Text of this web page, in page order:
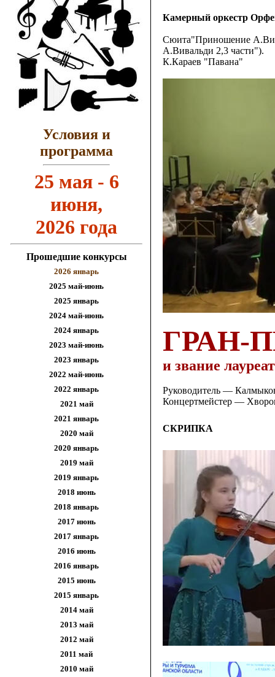
Условия и
программа
25 мая - 6
июня,
2026 года
Прошедшие конкурсы
2026 январь
2025 май-июнь
2025 январь
2024 май-июнь
2024 январь
2023 май-июнь
2023 январь
2022 май-июнь
2022 январь
2021 май
2021 январь
2020 май
2020 январь
2019 май
2019 январь
2018 июнь
2018 январь
2017 июнь
2017 январь
2016 июнь
2016 январь
2015 июнь
2015 январь
2014 май
2013 май
2012 май
2011 май
2010 май
Камерный оркестр
Сюита"Приношение
А.Вивальди 2,3 части").
К.Караев "Павана"
ГРАН-
и звание
Руководитель —
Концертмейстер —
СКРИПКА